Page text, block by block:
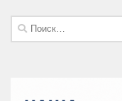
Найти: